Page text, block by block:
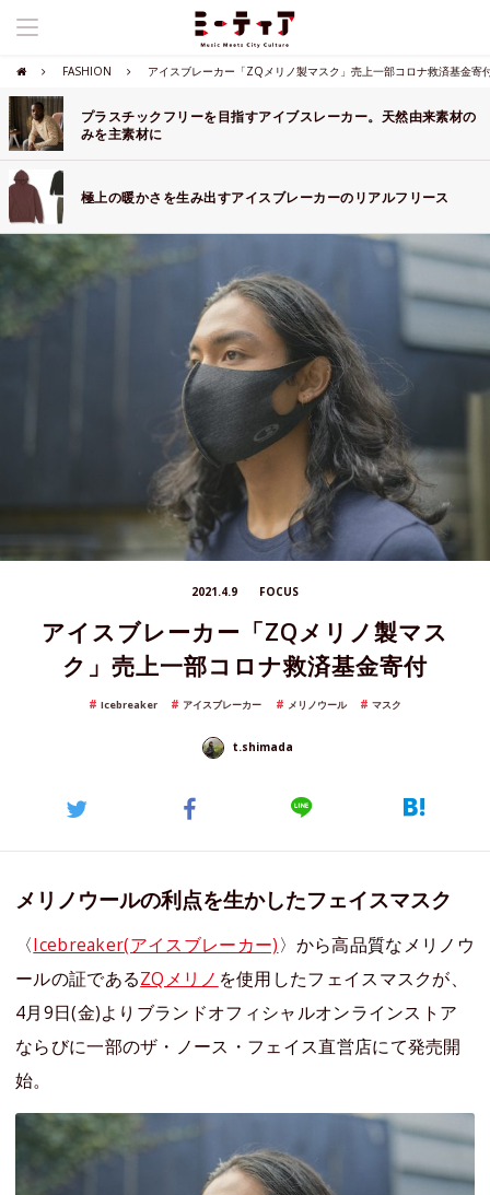
FASHION アイスブレーカー「ZQメリノ製マスク」売上一部コロナ救済基金寄
プラスチックフリーを目指すアイブスレーカー。天然由来素材の
みを主素材に
極上の暖かさを生み出すアイスブレーカーのリアルフリース
2021.4.9 FOCUS
アイスブレーカー「ZQメリノ製マス
ク」売上一部コロナ救済基金寄付
Icebreaker アイスブレーカー メリノウール マスク
t.shimada
メリノウールの利点を生かしたフェイスマスク
〈Icebreaker(アイスブレーカー)〉から高品質なメリノウ
ールの証であるZQメリノ を使用したフェイスマスクが、
4月9日(金)よりブランドオフィシャルオンラインストア
ならびに一部のザ・ノース・フェイス直営店にて発売開
始。